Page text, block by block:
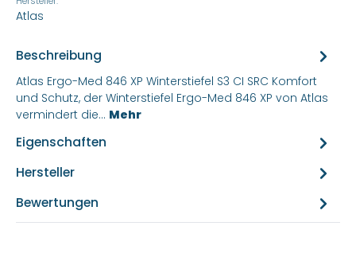
Atlas
Beschreibung
Atlas Ergo-Med 846 XP Winterstiefel S3 CI SRC Komfort
und Schutz, der Winterstiefel Ergo-Med 846 XP von Atlas
vermindert die… Mehr
Eigenschaften
Hersteller
Bewertungen